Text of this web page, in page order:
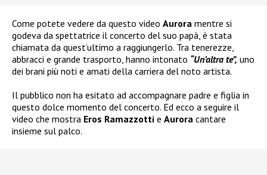
Come potete vedere da questo video Aurora mentre si
godeva da spettatrice il concerto del suo papà, è stata
chiamata da quest’ultimo a raggiungerlo. Tra tenerezze,
abbracci e grande trasporto, hanno intonato “Un’altra te”, uno
dei brani più noti e amati della carriera del noto artista.
Il pubblico non ha esitato ad accompagnare padre e figlia in
questo dolce momento del concerto. Ed ecco a seguire il
video che mostra Eros Ramazzotti e Aurora cantare
insieme sul palco.